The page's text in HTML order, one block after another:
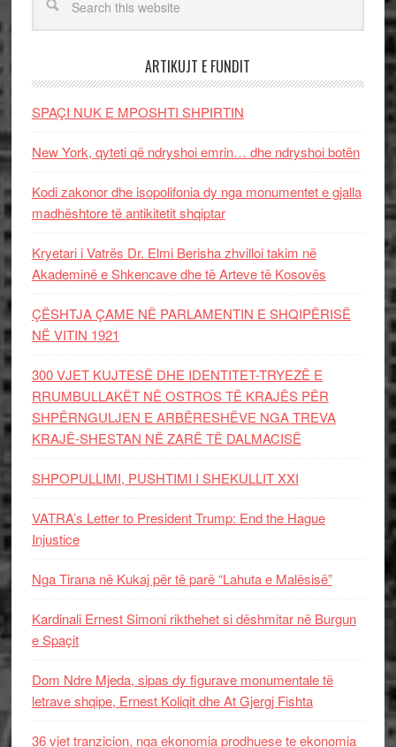
ARTIKUJT E FUNDIT
SPAÇI NUK E MPOSHTI SHPIRTIN
New York, qyteti që ndryshoi emrin… dhe ndryshoi botën
Kodi zakonor dhe isopolifonia dy nga monumentet e gjalla
madhështore të antikitetit shqiptar
Kryetari i Vatrës Dr. Elmi Berisha zhvilloi takim në
Akademinë e Shkencave dhe të Arteve të Kosovës
ÇËSHTJA ÇAME NË PARLAMENTIN E SHQIPËRISË
NË VITIN 1921
300 VJET KUJTESË DHE IDENTITET-TRYEZË E
RRUMBULLAKËT NË OSTROS TË KRAJËS PËR
SHPËRNGULJEN E ARBËRESHËVE NGA TREVA
KRAJË-SHESTAN NË ZARË TË DALMACISË
SHPOPULLIMI, PUSHTIMI I SHEKULLIT XXI
VATRA’s Letter to President Trump: End the Hague
Injustice
Nga Tirana në Kukaj për të parë “Lahuta e Malësisë”
Kardinali Ernest Simoni rikthehet si dëshmitar në Burgun
e Spaçit
Dom Ndre Mjeda, sipas dy figurave monumentale të
letrave shqipe, Ernest Koliqit dhe At Gjergj Fishta
36 vjet tranzicion, nga ekonomia prodhuese te ekonomia